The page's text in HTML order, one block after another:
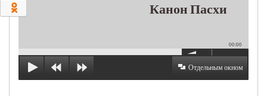
Канон Пасхи
00:00
Отдельным окном